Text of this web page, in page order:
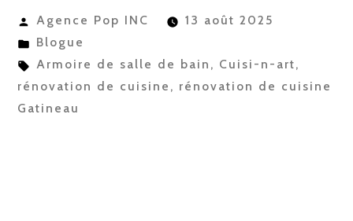
Publié
par
Agence Pop INC
13 août 2025
Publié
dans
Blogue
Étiquettes :
Armoire de salle de bain , Cuisi-n-art,
rénovation de cuisine , rénovation de cuisine
Gatineau